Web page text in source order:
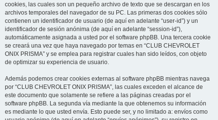
cookies, las cuales son un pequeño archivo de texto que se descargan en los
archivos temporales del navegador de su PC. Las primeras dos cookies sólo
contienen un identificador de usuario (de aquí en adelante “user-id”) y un
identificador de sesión anónima (de aquí en adelante “session-id”),
automáticamente asignada a usted por el software phpBB. Una tercera cookie
se creará una vez que haya navegado por temas en “CLUB CHEVROLET
ONIX PRISMA” y se emplea para registrar cuales han sido leídos, con objeto
de optimizar su experiencia de usuario.
Además podemos crear cookies externas al software phpBB mientras navega
por “CLUB CHEVROLET ONIX PRISMA”, las cuales exceden el alcance de
este documento que solamente se refiere a las páginas creadas por el
software phpBB. La segunda vía mediante la que obtenemos su información
es mediante lo que usted envía. Esto puede ser, y no limitado a: envíos como